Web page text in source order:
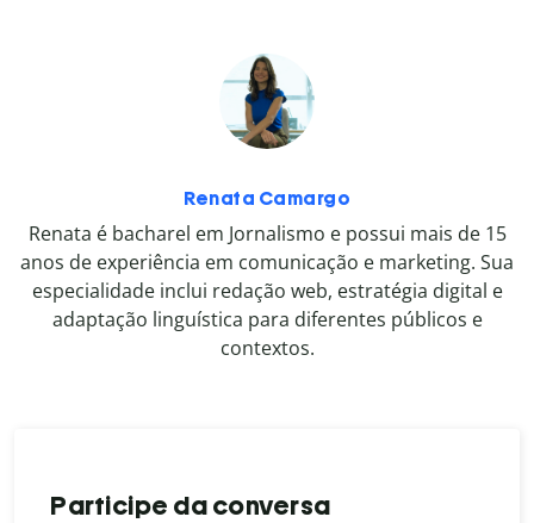
Renata Camargo
Renata é bacharel em Jornalismo e possui mais de 15
anos de experiência em comunicação e marketing. Sua
especialidade inclui redação web, estratégia digital e
adaptação linguística para diferentes públicos e
contextos.
Participe da conversa